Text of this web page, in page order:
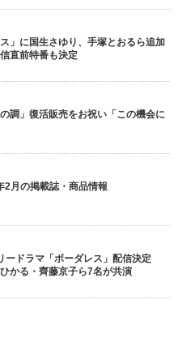
」に国生さゆり、手塚とおるら追加
直前特番も決定
調」復活販売をお祝い「この機会に
2月の掲載誌・商品情報
ードラマ「ボーダレス」配信決定
かる・齊藤京子ら7名が共演